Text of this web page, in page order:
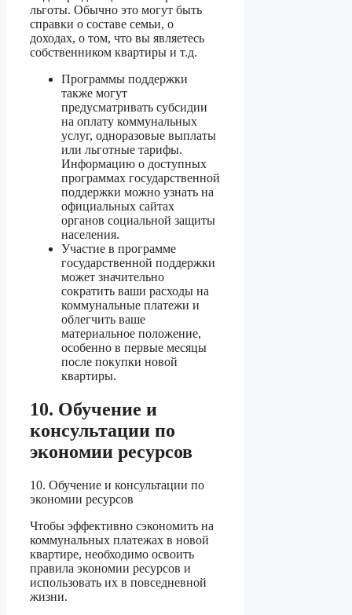
льготы. Обычно это могут быть
справки о составе семьи, о
доходах, о том, что вы являетесь
собственником квартиры и т.д.
Программы поддержки
также могут
предусматривать субсидии
на оплату коммунальных
услуг, одноразовые выплаты
или льготные тарифы.
Информацию о доступных
программах государственной
поддержки можно узнать на
официальных сайтах
органов социальной защиты
населения.
Участие в программе
государственной поддержки
может значительно
сократить ваши расходы на
коммунальные платежи и
облегчить ваше
материальное положение,
особенно в первые месяцы
после покупки новой
квартиры.
10. Обучение и
консультации по
экономии ресурсов
10. Обучение и консультации по
экономии ресурсов
Чтобы эффективно сэкономить на
коммунальных платежах в новой
квартире, необходимо освоить
правила экономии ресурсов и
использовать их в повседневной
жизни.